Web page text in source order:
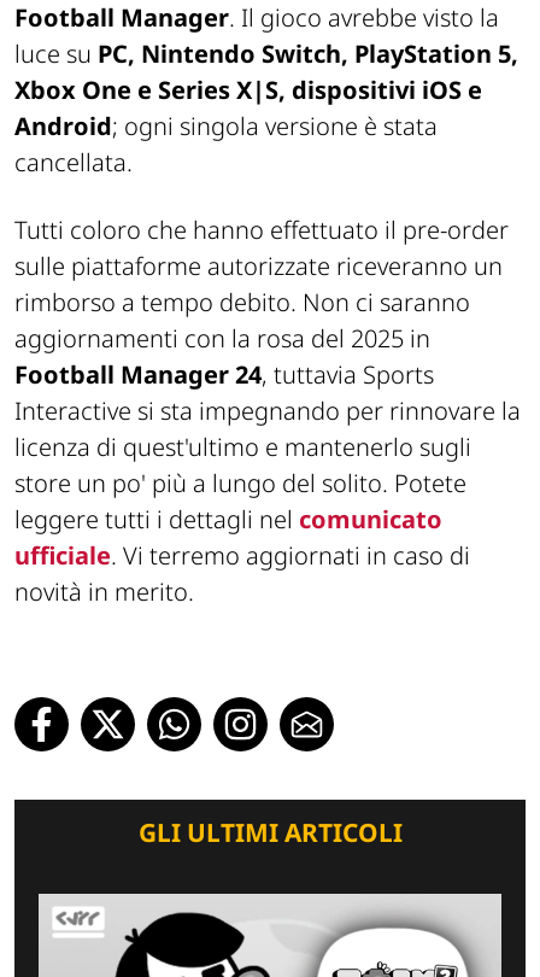
Football Manager. Il gioco avrebbe visto la
luce su PC, Nintendo Switch, PlayStation 5,
Xbox One e Series X|S, dispositivi iOS e
Android; ogni singola versione è stata
cancellata.
Tutti coloro che hanno effettuato il pre-order
sulle piattaforme autorizzate riceveranno un
rimborso a tempo debito. Non ci saranno
aggiornamenti con la rosa del 2025 in
Football Manager 24, tuttavia Sports
Interactive si sta impegnando per rinnovare la
licenza di quest'ultimo e mantenerlo sugli
store un po' più a lungo del solito. Potete
leggere tutti i dettagli nel comunicato
ufficiale. Vi terremo aggiornati in caso di
novità in merito.
GLI ULTIMI ARTICOLI